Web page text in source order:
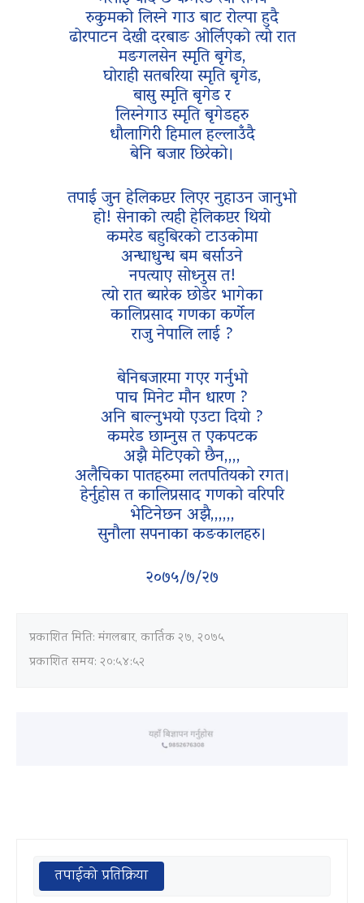
रुकुमको लिस्ने गाउ बाट रोल्पा हुदै
ढोरपाटन देखी दरबाङ ओर्लिएको त्यो रात
मङगलसेन स्मृति बृगेड,
घोराही सतबरिया स्मृति बृगेड,
बासु स्मृति बृगेड र
लिस्नेगाउ स्मृति बृगेडहरु
धौलागिरी हिमाल हल्लाउँदै
बेनि बजार छिरेको।
तपाई जुन हेलिकप्टर लिएर नुहाउन जानुभो
हो! सेनाको त्यही हेलिकप्टर थियो
कमरेड बहुबिरको टाउकोमा
अन्धाधुन्ध बम बर्साउने
नपत्याए सोध्नुस त!
त्यो रात ब्यारेक छोडेर भागेका
कालिप्रसाद गणका कर्णेल
राजु नेपालि लाई ?
बेनिबजारमा गएर गर्नुभो
पाच मिनेट मौन धारण ?
अनि बाल्नुभयो एउटा दियो ?
कमरेड छाम्नुस त एकपटक
अझै मेटिएको छैन,,,,
अलैचिका पातहरुमा लतपतियको रगत।
हेर्नुहोस त कालिप्रसाद गणको वरिपरि
भेटिनेछन अझै,,,,,,
सुनौला सपनाका कङकालहरु।
२०७५/७/२७
प्रकाशित मिति:मंगलबार, कार्तिक २७, २०७५
प्रकाशित समय: २०:५४:५२
तपाईको प्रतिक्रिया